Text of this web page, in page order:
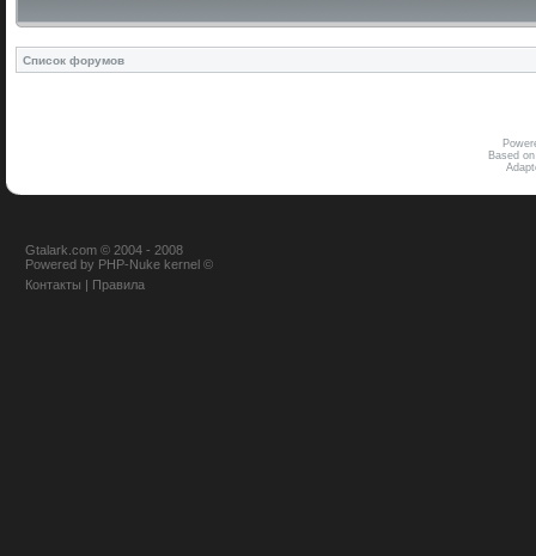
Список форумов
Based
Gtalark.com © 2004 - 2008
Powered by PHP-Nuke kernel ©
Контакты | Правила